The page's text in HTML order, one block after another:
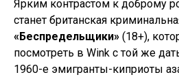
Ярким контрастом к доброму
станет британская
«Беспредельщики» (18+),
посмотреть в Wink с той же
1960-е эмигранты-киприоты